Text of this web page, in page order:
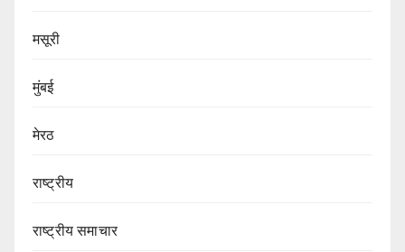
मसूरी
मुंबई
मेरठ
राष्ट्रीय
राष्ट्रीय समाचार